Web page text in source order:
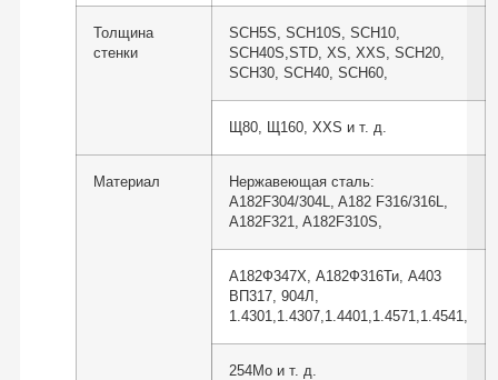
Толщина
стенки
SCH5S, SCH10S, SCH10,
SCH40S,STD, XS, XXS, SCH20,
SCH30, SCH40, SCH60,
Щ80, Щ160, XXS и т. д.
Материал
Нержавеющая сталь:
A182F304/304L, A182 F316/316L,
A182F321, A182F310S,
А182Ф347Х, А182Ф316Ти, А403
ВП317, 904Л,
1.4301,1.4307,1.4401,1.4571,1.4541,
254Mo и т. д.